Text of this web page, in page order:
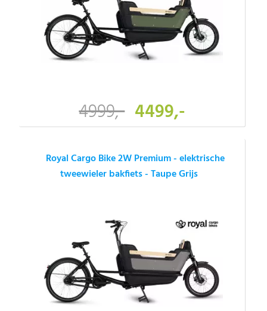
4999,- 4499,-
Royal Cargo Bike 2W Premium - elektrische
tweewieler bakfiets - Taupe Grijs